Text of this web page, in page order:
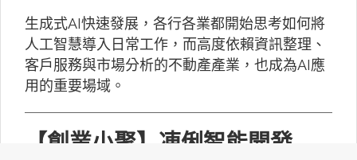
生成式AI快速發展，各行各業都開始思考如何將
人工智慧導入日常工作，而高度依賴資訊整理、
客戶服務與市場分析的不動產產業，也成為AI應
用的重要場域。
【創業小聚】凍俐智能開發